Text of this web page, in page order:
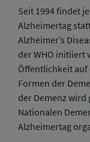
Seit 1994 findet
Alzheimertag
Alzheimer’s
der WHO initiiert
Öffentlichkeit
Formen der
der Demenz wird
Nationalen
Alzheimertag